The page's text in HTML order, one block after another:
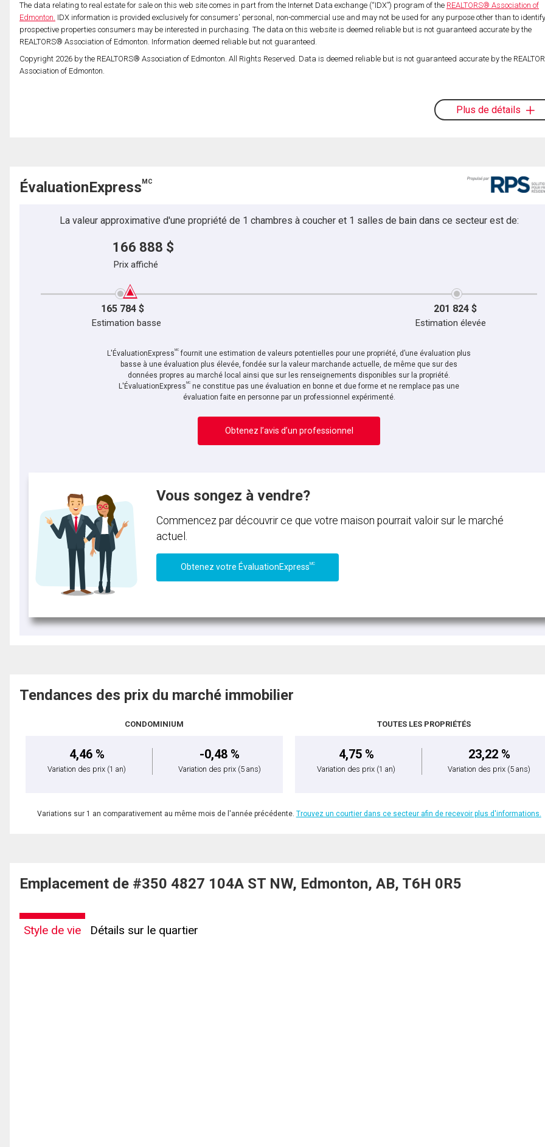
The data relating to real estate for sale on this web site comes in part from the Internet Data exchange (“IDX”) program of the REALTORS® Association of
Edmonton. IDX information is provided exclusively for consumers' personal, non-commercial use and may not be used for any purpose other than to identify
prospective properties consumers may be interested in purchasing. The data on this website is deemed reliable but is not guaranteed accurate by the
REALTORS® Association of Edmonton. Information deemed reliable but not guaranteed.
Copyright 2026 by the REALTORS® Association of Edmonton. All Rights Reserved. Data is deemed reliable but is not guaranteed accurate by the
Association of Edmonton.
Plus de détails
ÉvaluationExpressMC
La valeur approximative d'une propriété de 1 chambres à coucher et 1 salles de bain dans ce secteur est de:
166 888 $
Prix affiché
165 784 $ 201 824 $
Estimation basse Estimation élevée
L'ÉvaluationExpressMC fournit une estimation de valeurs potentielles pour une propriété, d’une évaluation plus
basse à une évaluation plus élevée, fondée sur la valeur marchande actuelle, de même que sur des
données propres au marché local ainsi que sur les renseignements disponibles sur la propriété.
L'ÉvaluationExpressMC ne constitue pas une évaluation en bonne et due forme et ne remplace pas une
évaluation faite en personne par un professionnel expérimenté.
Obtenez l’avis d’un professionnel
Vous songez à vendre?
Commencez par découvrir ce que votre maison pourrait valoir sur le marché
actuel.
Obtenez votre ÉvaluationExpressMC
Tendances des prix du marché immobilier
CONDOMINIUM
4,46 %
Variation des prix (1 an)
-0,48 %
Variation des prix (5 ans)
TOUTES LES PROPRIÉTÉS
4,75 %
Variation des prix (1 an)
23,22 %
Variation des prix (5 ans)
Variations sur 1 an comparativement au même mois de l'année précédente. Trouvez un courtier dans ce secteur afin de recevoir plus d'informations.
Emplacement de #350 4827 104A ST NW, Edmonton, AB, T6H 0R5
Style de vie Détails sur le quartier